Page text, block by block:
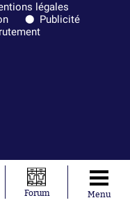
légales
Publicité
Forum Menu